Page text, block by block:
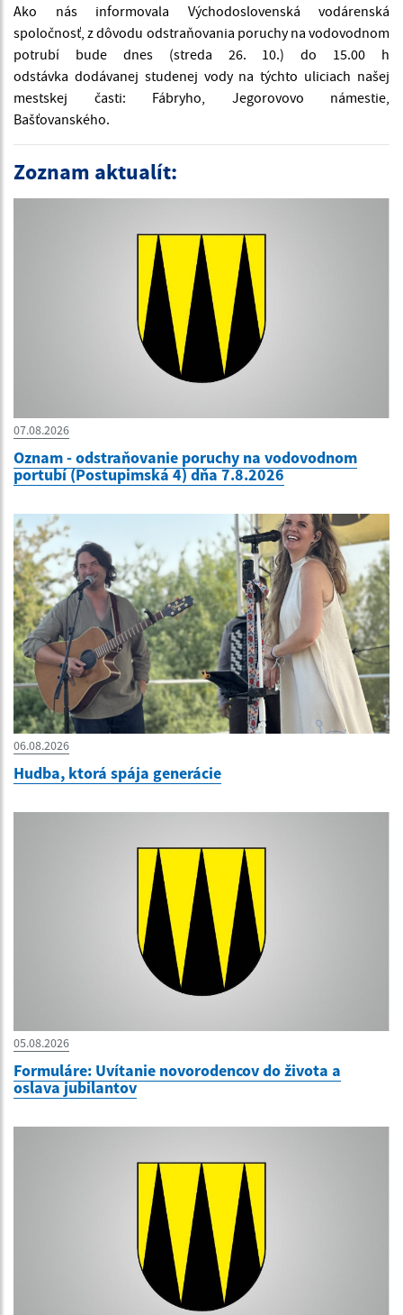
Ako nás informovala Východoslovenská vodárenská
spoločnosť, z dôvodu odstraňovania poruchy na vodovodnom
potrubí bude dnes (streda 26. 10.) do 15.00 h
odstávka dodávanej studenej vody na týchto uliciach našej
mestskej časti: Fábryho, Jegorovovo námestie,
Bašťovanského.
Zoznam aktualít:
07.08.2026
Oznam - odstraňovanie poruchy na vodovodnom
portubí (Postupimská 4) dňa 7.8.2026
06.08.2026
Hudba, ktorá spája generácie
05.08.2026
Formuláre: Uvítanie novorodencov do života a
oslava jubilantov